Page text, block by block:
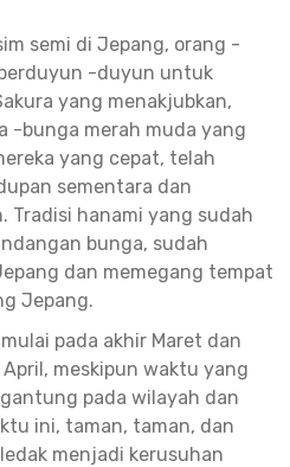
semi di Jepang, orang -
-duyun untuk
yang menakjubkan,
-bunga merah muda yang
yang cepat, telah
sementara dan
Tradisi hanami yang sudah
bunga, sudah
dan memegang tempat
Jepang.
pada akhir Maret dan
meskipun waktu yang
pada wilayah dan
ini, taman, taman, dan
menjadi kerusuhan